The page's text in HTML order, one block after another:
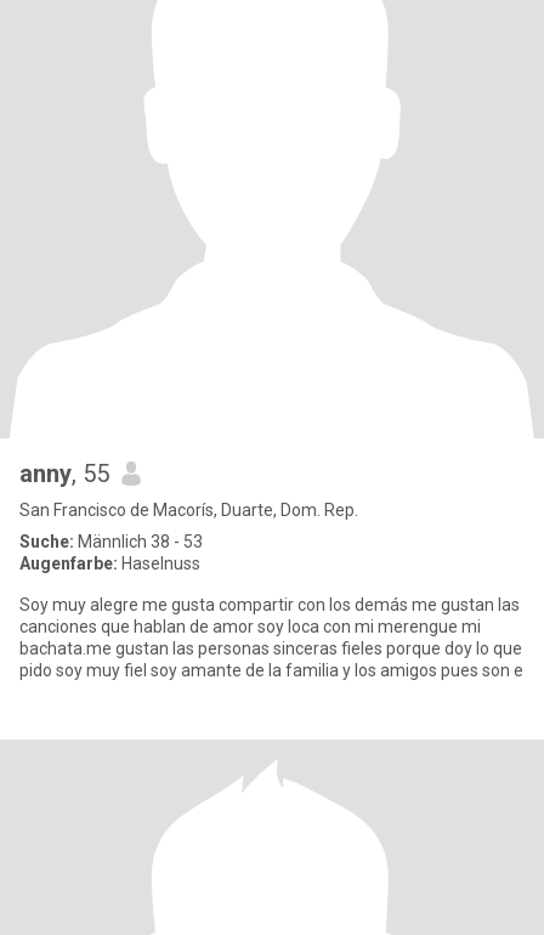
anny, 55
San Francisco de Macorís, Duarte, Dom. Rep.
Suche: Männlich 38 - 53
Augenfarbe: Haselnuss
Soy muy alegre me gusta compartir con los demás me gustan las
canciones que hablan de amor soy loca con mi merengue mi
bachata.me gustan las personas sinceras fieles porque doy lo que
pido soy muy fiel soy amante de la familia y los amigos pues son e